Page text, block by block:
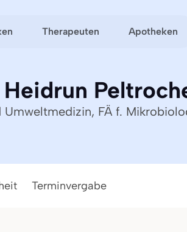
Therapeuten Apotheken
Umweltmedizin, FÄ f.
Terminvergabe